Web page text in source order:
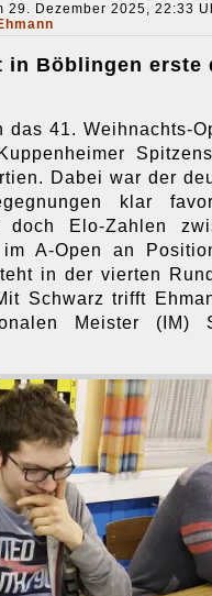
29. Dezember 2025, 22:33
in Böblingen erste
41. Weihnachts-
Dabei war der
klar
Elo-Zahlen
A-Open an
in der vierten
Schwarz trifft
Meister (IM)